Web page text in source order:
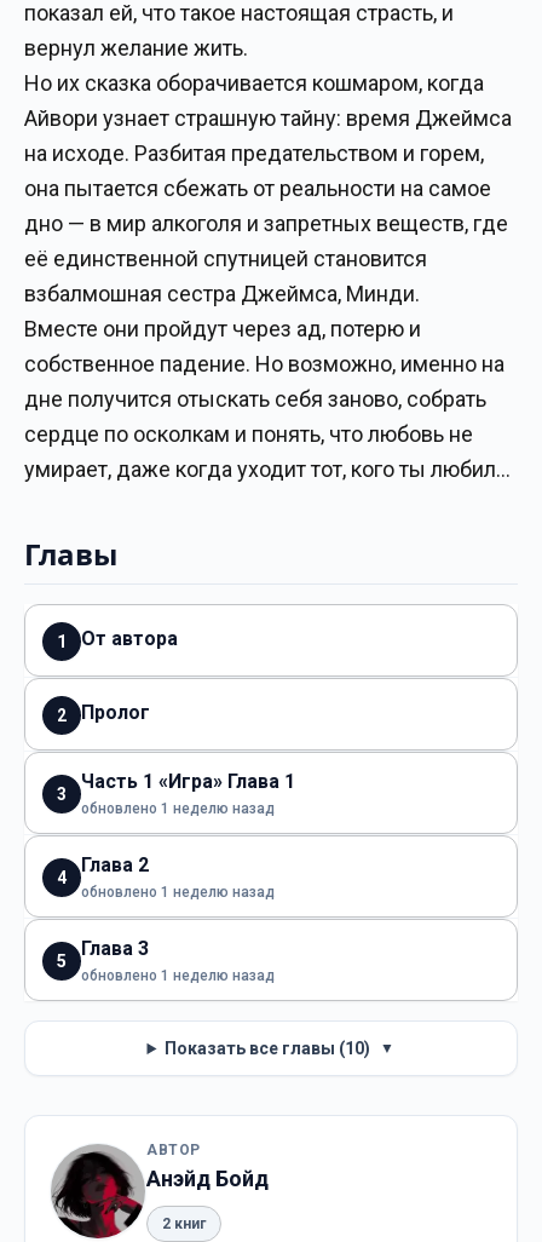
показал ей, что такое настоящая страсть, и
вернул желание жить.
Но их сказка оборачивается кошмаром, когда
Айвори узнает страшную тайну: время Джеймса
на исходе. Разбитая предательством и горем,
она пытается сбежать от реальности на самое
дно — в мир алкоголя и запретных веществ, где
её единственной спутницей становится
взбалмошная сестра Джеймса, Минди.
Вместе они пройдут через ад, потерю и
собственное падение. Но возможно, именно на
дне получится отыскать себя заново, собрать
сердце по осколкам и понять, что любовь не
умирает, даже когда уходит тот, кого ты любил…
Главы
1 От автора
2 Пролог
3
Часть 1 «Игра» Глава 1
обновлено 1 неделю назад
4
Глава 2
обновлено 1 неделю назад
5
Глава 3
обновлено 1 неделю назад
Показать все главы (10) ▼
АВТОР
Анэйд Бойд
2 книг